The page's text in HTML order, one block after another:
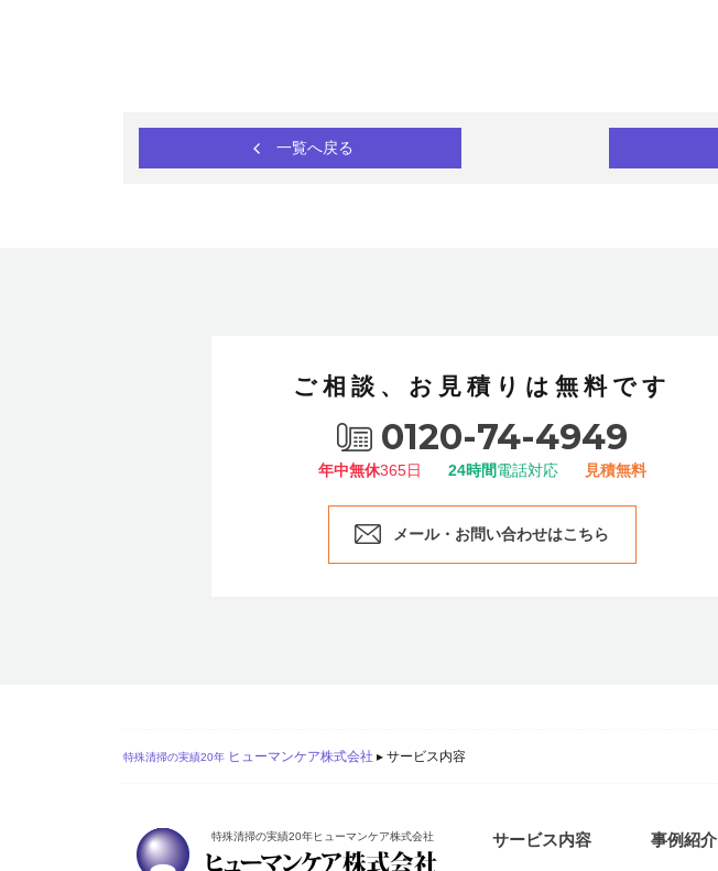
一覧へ戻る
ご相談、お見積りは無料です
0120-74-4949
年中無休365日 24時間電話対応 見積無料
メール・お問い合わせはこちら
特殊清掃の実績20年 ヒューマンケア株式会社 ▸ サービス内容
特殊清掃の実績20年ヒューマンケア株式会社 サービス内容 事例紹介